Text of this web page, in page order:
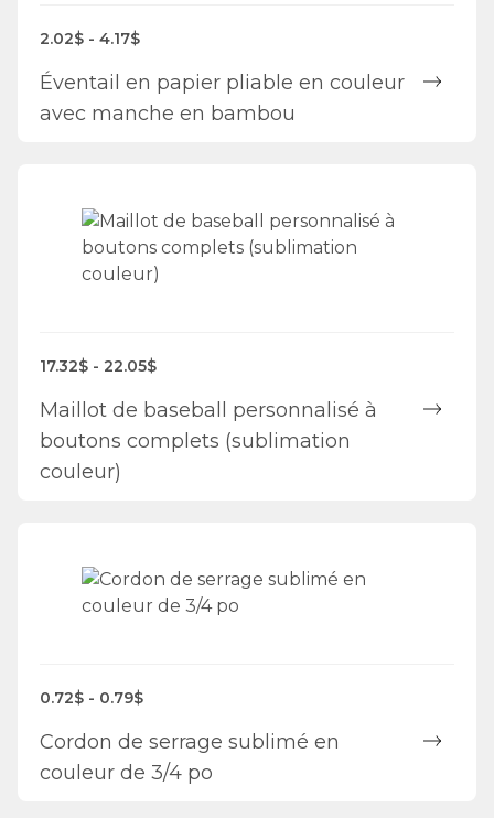
2.02$ - 4.17$
Éventail en papier pliable en couleur
avec manche en bambou
17.32$ - 22.05$
Maillot de baseball personnalisé à
boutons complets (sublimation
couleur)
0.72$ - 0.79$
Cordon de serrage sublimé en
couleur de 3/4 po